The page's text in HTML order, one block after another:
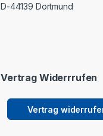
D-44139 Dortmund
Vertrag Widerrrufen
Vertrag